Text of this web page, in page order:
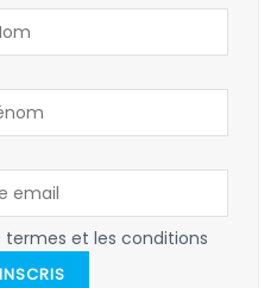
et les conditions